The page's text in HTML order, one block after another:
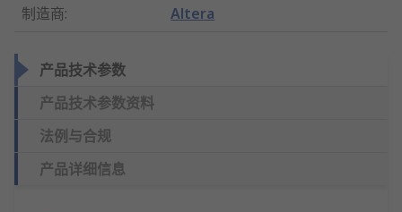
制造商: Altera
产品技术参数
产品技术参数资料
法例与合规
产品详细信息